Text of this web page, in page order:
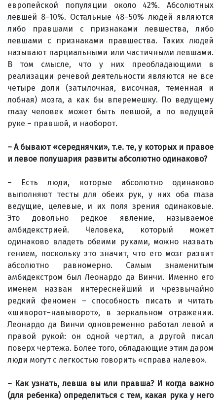
европейской популяции около 42%. Абсолютных
левшей 8–10%. Остальные 48–50% людей являются
либо правшами с признаками левшества, либо
левшами с признаками правшества. Таких людей
называют парциальными или частичными левшами.
В том смысле, что у них преобладающими в
реализации речевой деятельности являются не все
четыре доли (затылочная, височная, теменная и
лобная) мозга, а как бы вперемешку. По ведущему
глазу человек может быть левшой, а по ведущей
руке – правшой, и наоборот.
– А бывают «середнячки», т.е. те, у которых и правое
и левое полушария развиты абсолютно одинаково?
– Есть люди, которые абсолютно одинаково
выполняют тесты для обеих рук, у них оба глаза
ведущие, целевые, и их поля зрения одинаковые.
Это довольно редкое явление, называемое
амбидекстрией. Человека, который может
одинаково владеть обеими руками, можно назвать
гением, поскольку это значит, что его мозг развит
абсолютно равномерно. Самым знаменитым
амбидекстром был Леонардо да Винчи. Именно его
именем назван интереснейший и чрезвычайно
редкий феномен – способность писать и читать
«шиворот–навыворот», в зеркальном отражении.
Леонардо да Винчи одновременно работал левой и
правой рукой: он одной чертил, а другой писал
поверх чертежа. Более того, обладающие этим даром
люди могут с легкостью говорить «справа налево».
– Как узнать, левша вы или правша? И когда важно
(для ребенка) определиться с тем, какая рука у него